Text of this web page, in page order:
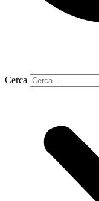
Cerca